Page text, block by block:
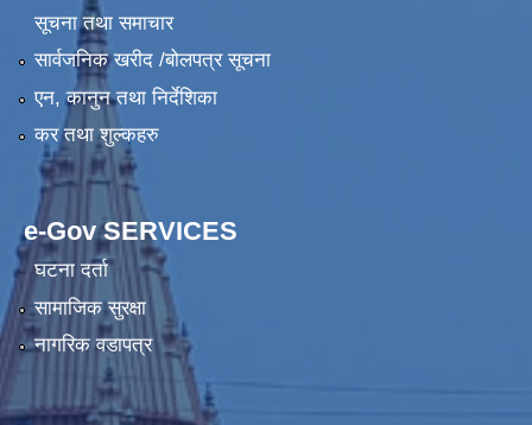
सूचना तथा समाचार
सार्वजनिक खरीद /बोलपत्र सूचना
एन, कानुन तथा निर्देशिका
कर तथा शुल्कहरु
e-Gov SERVICES
घटना दर्ता
सामाजिक सुरक्षा
नागरिक वडापत्र